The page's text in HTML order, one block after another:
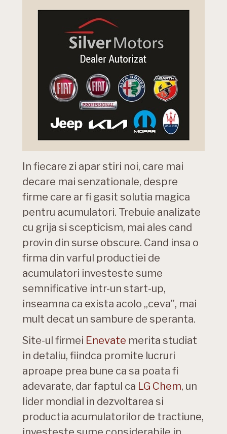
In fiecare zi apar stiri noi, care mai
decare mai senzationale, despre
firme care ar fi gasit solutia magica
pentru acumulatori. Trebuie analizate
cu grija si scepticism, mai ales cand
provin din surse obscure. Cand insa o
firma din varful productiei de
acumulatori investeste sume
semnificative intr-un start-up,
inseamna ca exista acolo „ceva”, mai
mult decat un sambure de speranta.
Site-ul firmei Enevate merita studiat
in detaliu, fiindca promite lucruri
aproape prea bune ca sa poata fi
adevarate, dar faptul ca LG Chem, un
lider mondial in dezvoltarea si
productia acumulatorilor de tractiune,